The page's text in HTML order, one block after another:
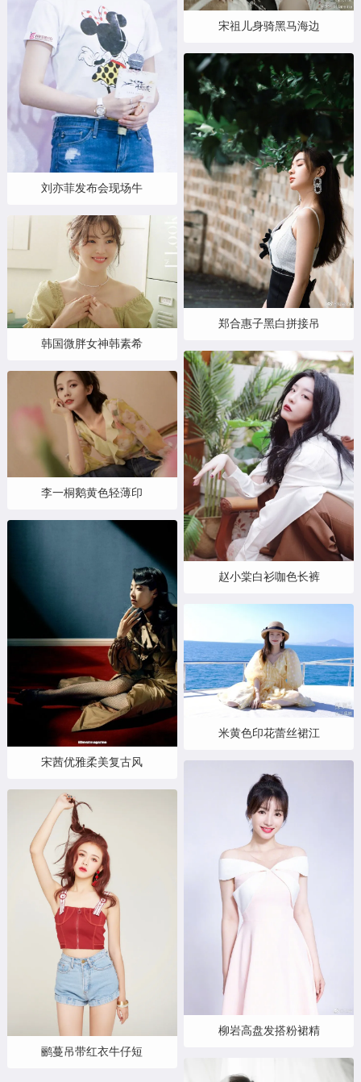
刘亦菲发布会现场牛
韩国微胖女神韩素希
李一桐鹅黄色轻薄印
宋茜优雅柔美复古风
鹂蔓吊带红衣牛仔短
宋祖儿身骑黑马海边
郑合惠子黑白拼接吊
赵小棠白衫咖色长裤
米黄色印花蕾丝裙江
柳岩高盘发搭粉裙精